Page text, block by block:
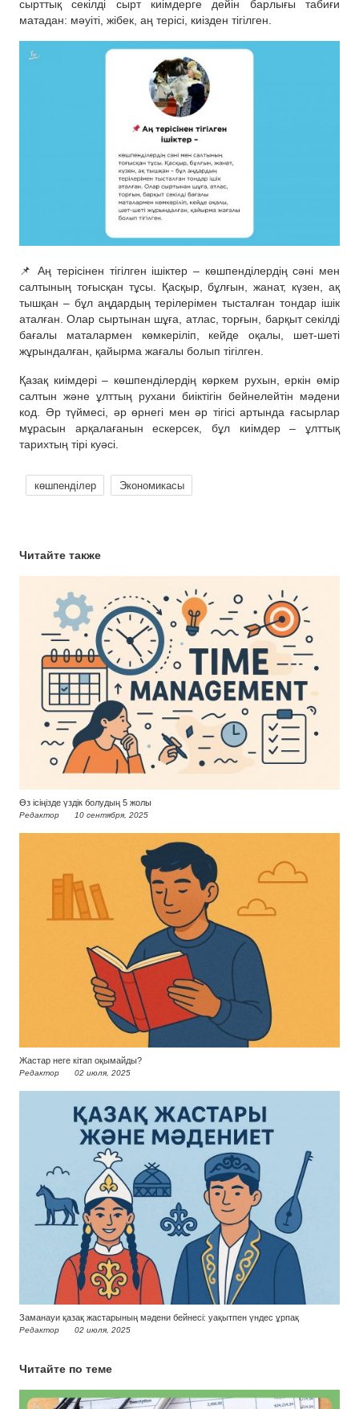
сырттық секілді сырт киімдерге дейін барлығы табиғи
матадан: мәуіті, жібек, аң терісі, киізден тігілген.
📌 Аң терісінен тігілген ішіктер – көшпенділердің сәні мен
салтының тоғысқан тұсы. Қасқыр, бұлғын, жанат, күзен, ақ
тышқан – бұл аңдардың терілерімен тысталған тондар ішік
аталған. Олар сыртынан шұға, атлас, торғын, барқыт секілді
бағалы маталармен көмкеріліп, кейде оқалы, шет-шеті
жұрындалған, қайырма жағалы болып тігілген.
Қазақ киімдері – көшпенділердің көркем рухын, еркін өмір
салтын және ұлттың рухани биіктігін бейнелейтін мәдени
код. Әр түймесі, әр өрнегі мен әр тігісі артында ғасырлар
мұрасын арқалағанын ескерсек, бұл киімдер – ұлттық
тарихтың тірі куәсі.
көшпенділер Экономикасы
Читайте также
Өз ісіңізде үздік болудың 5 жолы
Редактор 10 сентября, 2025
Жастар неге кітап оқымайды?
Редактор 02 июля, 2025
Заманауи қазақ жастарының мәдени бейнесі: уақытпен үндес ұрпақ
Редактор 02 июля, 2025
Читайте по теме